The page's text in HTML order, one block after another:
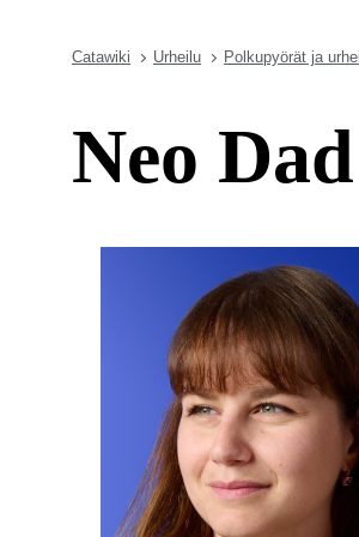
Catawiki Urheilu Polkupyörät ja
Neo